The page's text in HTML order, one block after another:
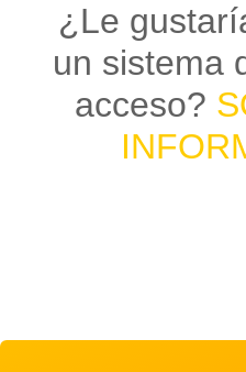
¿Le
un sistema
acceso?